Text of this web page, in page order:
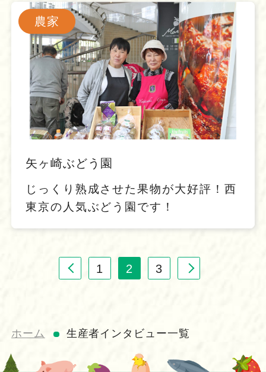
農家
矢ヶ崎ぶどう園
じっくり熟成させた果物が大好評！西
東京の人気ぶどう園です！
1 2 3
ホーム 生産者インタビュー一覧